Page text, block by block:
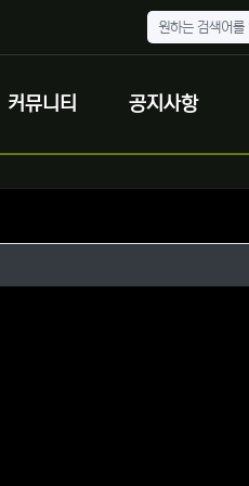
커뮤니티 공지사항